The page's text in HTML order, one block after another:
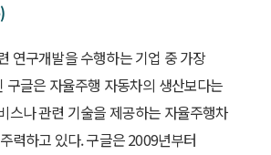
연구개발을 수행하는 기업 중 가장
구글은 자율주행 자동차의 생산보다는
스나 관련 기술을 제공하는 자율주행차
력하고 있다. 구글은 2009년부터